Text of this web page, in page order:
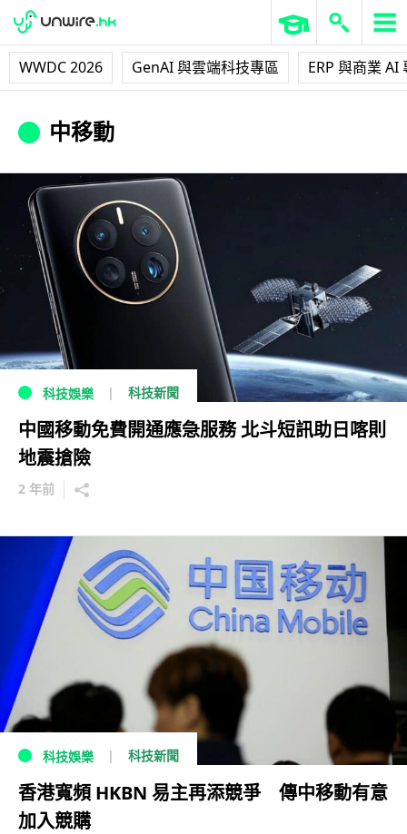
WWDC 2026 GenAI 與雲端科技專區 ERP 與商業 AI
中移動
科技娛樂 科技新聞
中國移動免費開通應急服務 北斗短訊助日喀則
地震搶險
2 年前
科技娛樂 科技新聞
香港寬頻 HKBN 易主再添競爭 傳中移動有意
加入競購